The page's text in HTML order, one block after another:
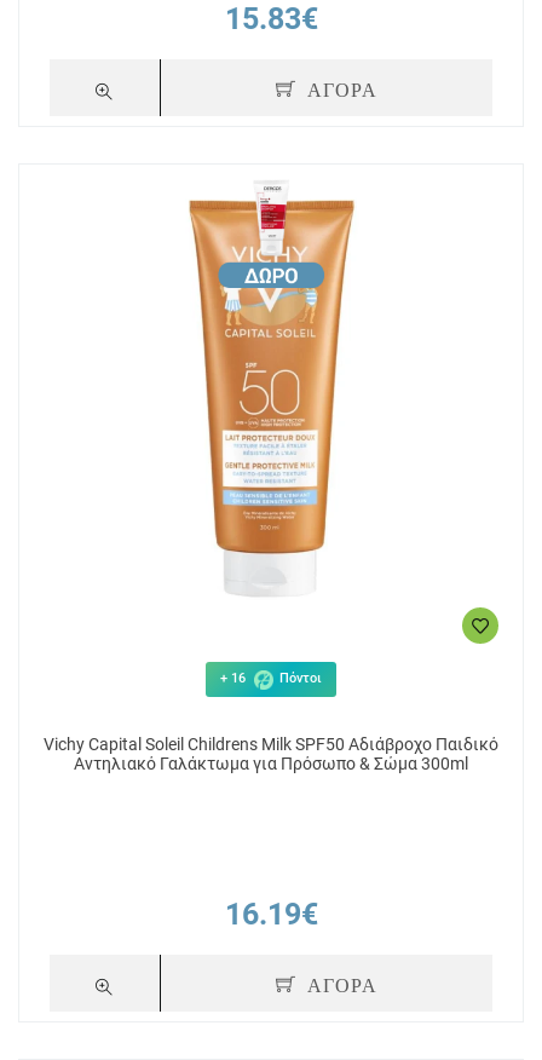
15.83€
ΑΓΟΡΑ
+ 16 Πόντοι
Vichy Capital Soleil Childrens Milk SPF50 Αδιάβροχο Παιδικό
Αντηλιακό Γαλάκτωμα για Πρόσωπο & Σώμα 300ml
16.19€
ΑΓΟΡΑ